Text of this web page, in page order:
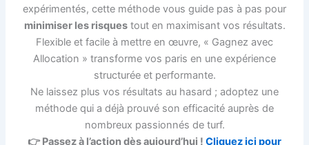
expérimentés, cette méthode vous guide pas à pas pour
minimiser les risquestout en maximisant vos résultats.
Flexible et facile à mettre en œuvre, « Gagnez avec
Allocation » transforme vos paris en une expérience
structurée et performante.
Ne laissez plus vos résultats au hasard ; adoptez une
méthode qui a déjà prouvé son efficacité auprès de
nombreux passionnés de turf.
👉 Passez à l’action dès aujourd’hui ! Cliquez ici pour